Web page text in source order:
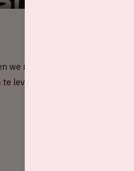
we met een bekersysteem. Of je
leveren, zorgen we samen dat